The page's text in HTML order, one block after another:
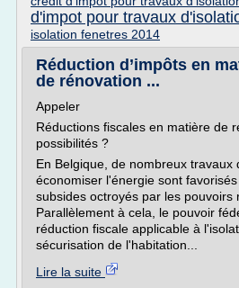
d'impot pour travaux
isolation fenetres 2014
Réduction d’impôts en
de rénovation ...
Appeler
Réductions fiscales en matière de
possibilités ?
En Belgique, de nombreux travaux
économiser l'énergie sont
subsides octroyés par les pouvoirs
Parallèlement à cela, le pouvoir
réduction fiscale applicable à
sécurisation de l'habitation...
Lire la suite